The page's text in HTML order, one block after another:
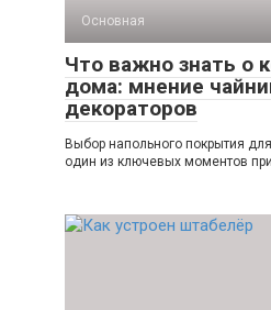
Основная
Что важно знать о
дома: мнение
декораторов
Выбор напольного покрытия
один из ключевых моментов